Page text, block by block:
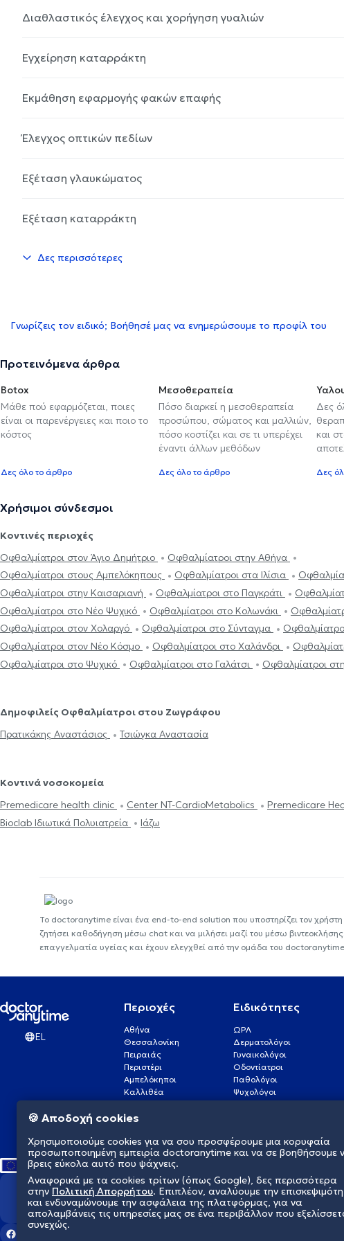
Διαθλαστικός έλεγχος και χορήγηση γυαλιών
Εγχείρηση καταρράκτη
Εκμάθηση εφαρμογής φακών επαφής
Έλεγχος οπτικών πεδίων
Εξέταση γλαυκώματος
Εξέταση καταρράκτη
Δες περισσότερες
Γνωρίζεις τον ειδικό; Βοήθησέ μας να ενημερώσουμε το προφίλ του
Προτεινόμενα άρθρα
Botox
Μάθε πού εφαρμόζεται, ποιες
είναι οι παρενέργειες και ποιο το
κόστος
Δες όλο το άρθρο
Μεσοθεραπεία
Πόσο διαρκεί η μεσοθεραπεία
προσώπου, σώματος και μαλλιών,
πόσο κοστίζει και σε τι υπερέχει
έναντι άλλων μεθόδων
Δες όλο το άρθρο
Δες
και
Δες
Χρήσιμοι σύνδεσμοι
Κοντινές περιοχές
Οφθαλμίατροι στον Άγιο Δημήτριο
Οφθαλμίατροι στην Αθήνα
Οφθαλμίατροι στους Αμπελόκηπους
Οφθαλμίατροι στα Ιλίσια
Οφθαλμίατροι στην Καισαριανή
Οφθαλμίατροι στο Παγκράτι
Οφθαλμίατροι στο Νέο Ψυχικό
Οφθαλμίατροι στο Κολωνάκι
Οφθαλμίατροι στον Χολαργό
Οφθαλμίατροι στο Σύνταγμα
Οφθαλμίατροι στον Νέο Κόσμο
Οφθαλμίατροι στο Χαλάνδρι
Οφθαλμίατροι στο Ψυχικό
Οφθαλμίατροι στο Γαλάτσι Οφθαλμίατροι
Δημοφιλείς Οφθαλμίατροι στου Ζωγράφου
Πρατικάκης Αναστάσιος
Τσιώγκα Αναστασία
Κοντινά νοσοκομεία
Premedicare health clinic
Center NT-CardioMetabolics
Premedicare
Bioclab Ιδιωτικά Πολυιατρεία
Ιάζω
Το doctoranytime είναι ένα end-to-end solution που υποστηρίζει τον χρήστη
ζητήσει καθοδήγηση μέσω chat και να μιλήσει μαζί του μέσω
επαγγελματία υγείας και έχουν ελεγχθεί από την ομάδα του
EL
Περιοχές
Αθήνα
Θεσσαλονίκη
Πειραιάς
Περιστέρι
Αμπελόκηποι
Καλλιθέα
Γλυφάδα
Νέα Σμύρνη
Ειδικότητες
ΩΡΛ
Δερματολόγοι
Γυναικολόγοι
Οδοντίατροι
Παθολόγοι
Ψυχολόγοι
Καρδιολόγοι
Διαμορφώνουμε το μέλλον της
🍪 Αποδοχή cookies
Χρησιμοποιούμε cookies για να σου προσφέρουμε μια κορυφαία
προσωποποιημένη εμπειρία doctoranytime και να σε βοηθήσουμε
βρεις εύκολα αυτό που ψάχνεις.
Αναφορικά με τα cookies τρίτων (όπως Google), δες περισσότερα
στην Πολιτική Απορρήτου. Επιπλέον, αναλύουμε την
και ενδυναμώνουμε την ασφάλεια της πλατφόρμας, για να
απολαμβάνεις τις υπηρεσίες μας σε ένα περιβάλλον που
συνεχώς.